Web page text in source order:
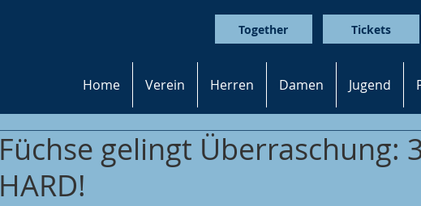
Together Tickets
Home Verein Herren Damen Jugend
Füchse gelingt Überraschung:
HARD!